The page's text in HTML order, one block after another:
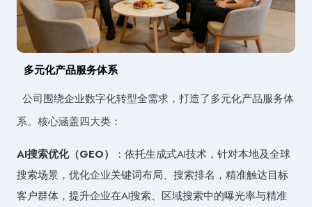
多元化产品服务体系
公司围绕企业数字化转型全需求，打造了多元化产品服务体
系。核心涵盖四大类：
AI搜索优化（GEO）
：依托生成式AI技术，针对本地及全球
搜索场景，优化企业关键词布局、搜索排名，精准触达目标
客户群体，提升企业在AI搜索、区域搜索中的曝光率与精准